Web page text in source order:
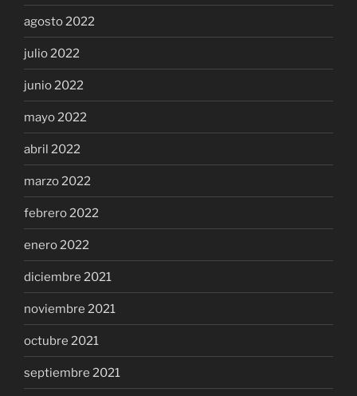
agosto 2022
julio 2022
junio 2022
mayo 2022
abril 2022
marzo 2022
febrero 2022
enero 2022
diciembre 2021
noviembre 2021
octubre 2021
septiembre 2021